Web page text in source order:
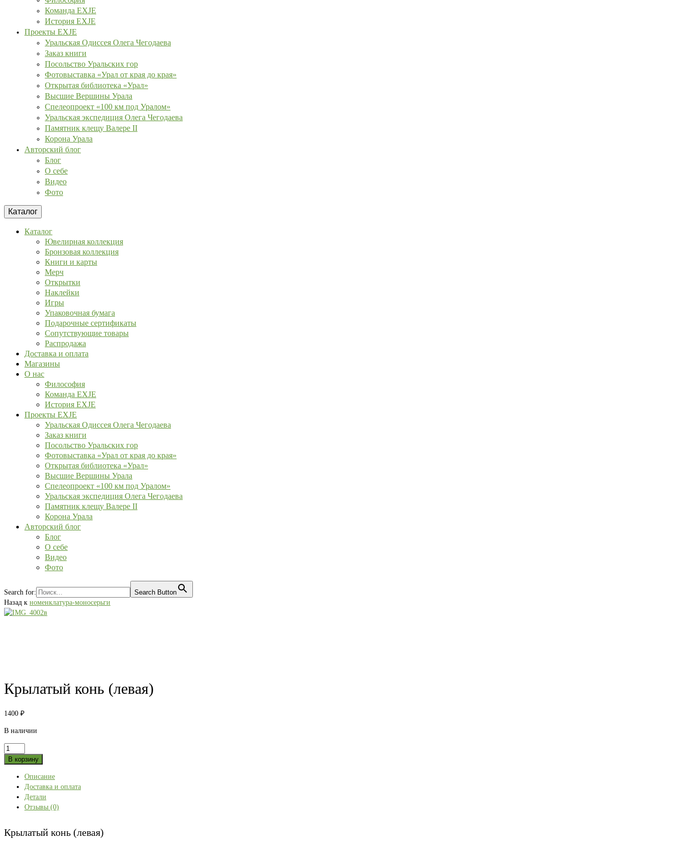
Команда EXJE
История EXJE
Проекты EXJE
Уральская Одиссея Олега Чегодаева
Заказ книги
Посольство Уральских гор
Фотовыставка «Урал от края до края»
Открытая библиотека «Урал»
Высшие Вершины Урала
Спелеопроект «100 км под Уралом»
Уральская экспедиция Олега Чегодаева
Памятник клещу Валере II
Корона Урала
Авторский блог
Блог
О себе
Видео
Фото
Каталог
Каталог
Ювелирная коллекция
Бронзовая коллекция
Книги и карты
Мерч
Открытки
Наклейки
Игры
Упаковочная бумага
Подарочные сертификаты
Сопутствующие товары
Распродажа
Доставка и оплата
Магазины
О нас
Философия
Команда EXJE
История EXJE
Проекты EXJE
Уральская Одиссея Олега Чегодаева
Заказ книги
Посольство Уральских гор
Фотовыставка «Урал от края до края»
Открытая библиотека «Урал»
Высшие Вершины Урала
Спелеопроект «100 км под Уралом»
Уральская экспедиция Олега Чегодаева
Памятник клещу Валере II
Корона Урала
Авторский блог
Блог
О себе
Видео
Фото
Search for:
Search Button
Назад к номенклатура-моносерьги
Крылатый конь (левая)
1400 ₽
В наличии
Количество
товара
конь
(левая)
В корзину
Описание
Доставка и оплата
Детали
Отзывы (0)
Крылатый конь (левая)